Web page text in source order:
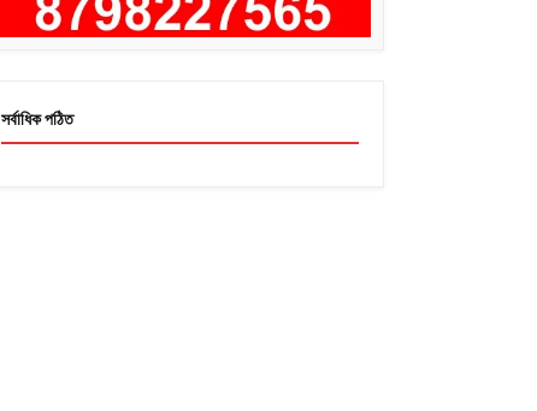
সর্বাধিক পঠিত